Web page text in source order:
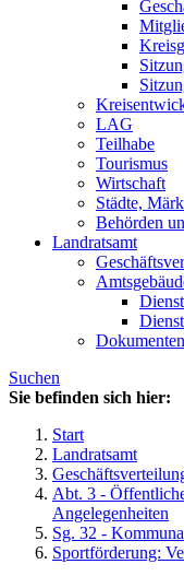
LAG
Teilhabe
Tourismus
Wirtschaft
Städte,
Behörden
Landratsamt
Suchen
Sie befinden sich hier:
Start
Landratsamt
Abt. 3 -
Angelegenheiten
Sg. 32 -
Sportförderung: